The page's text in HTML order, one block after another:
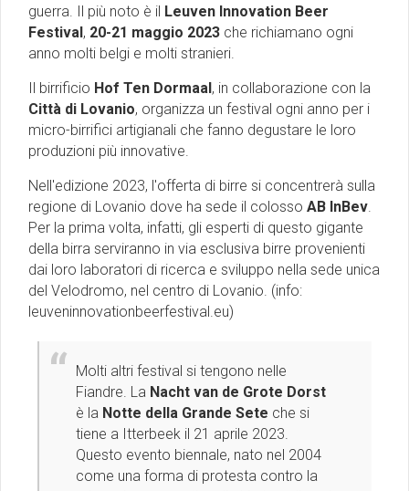
guerra. Il più noto è il Leuven Innovation Beer
Festival, 20-21 maggio 2023 che richiamano ogni
anno molti belgi e molti stranieri.
Il birrificio Hof Ten Dormaal, in collaborazione con la
Città di Lovanio, organizza un festival ogni anno per i
micro-birrifici artigianali che fanno degustare le loro
produzioni più innovative.
Nell'edizione 2023, l'offerta di birre si concentrerà sulla
regione di Lovanio dove ha sede il colosso AB InBev
Per la prima volta, infatti, gli esperti di questo gigante
della birra serviranno in via esclusiva birre provenienti
dai loro laboratori di ricerca e sviluppo nella sede unica
del Velodromo, nel centro di Lovanio. (info:
leuveninnovationbeerfestival.eu)
Molti altri festival si tengono nelle
Fiandre. La Nacht van de Grote Dorst
è la Notte della Grande Sete che si
tiene a Itterbeek il 21 aprile 2023.
Questo evento biennale, nato nel 2004
come una forma di protesta contro la